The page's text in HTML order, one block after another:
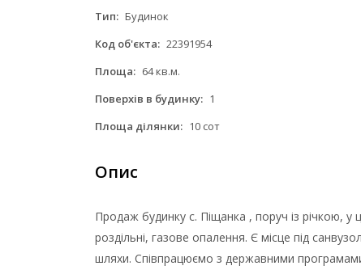
Тип: Будинок
Код об'єкта: 22391954
Площа: 64 кв.м.
Поверхів в будинку: 1
Площа ділянки: 10 сот
Опис
Продаж будинку с. Піщанка , поруч із річкою, у
роздільні, газове опалення. Є місце під
шляхи. Співпрацюємо з державними